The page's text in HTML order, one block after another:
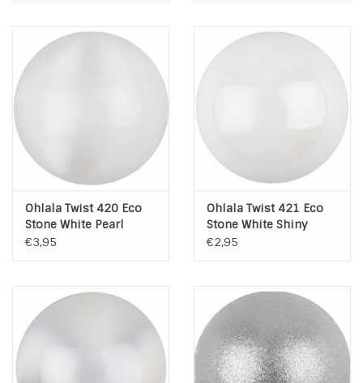
Ohlala Twist 420 Eco
Stone White Pearl
€3,95
Ohlala Twist 421 Eco
Stone White Shiny
Pearl
€2,95